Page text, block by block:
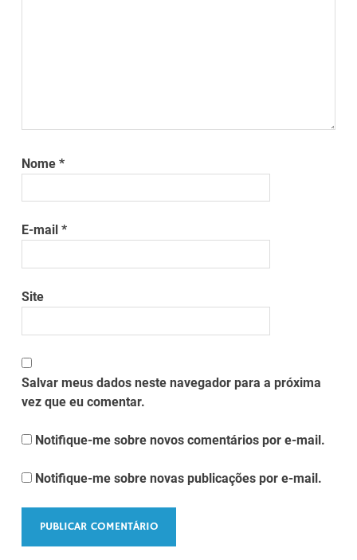
Nome*
E-mail*
Site
Salvar meus dados neste navegador para a próxima
vez que eu comentar.
Notifique-me sobre novos comentários por e-mail.
Notifique-me sobre novas publicações por e-mail.